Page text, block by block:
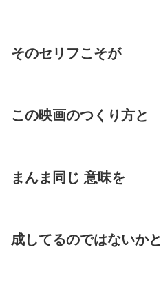
そのセリフこそが
この映画のつくり方と
まんま同じ 意味を
成してるのではないかと